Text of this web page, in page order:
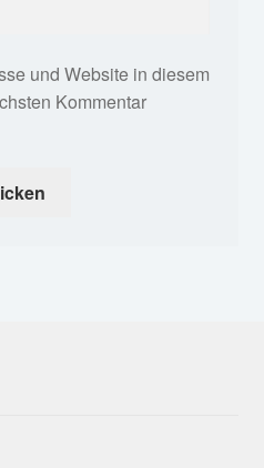
und Website in diesem
Kommentar